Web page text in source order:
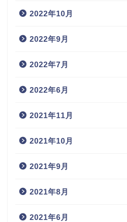
2022年10月
2022年9月
2022年7月
2022年6月
2021年11月
2021年10月
2021年9月
2021年8月
2021年6月